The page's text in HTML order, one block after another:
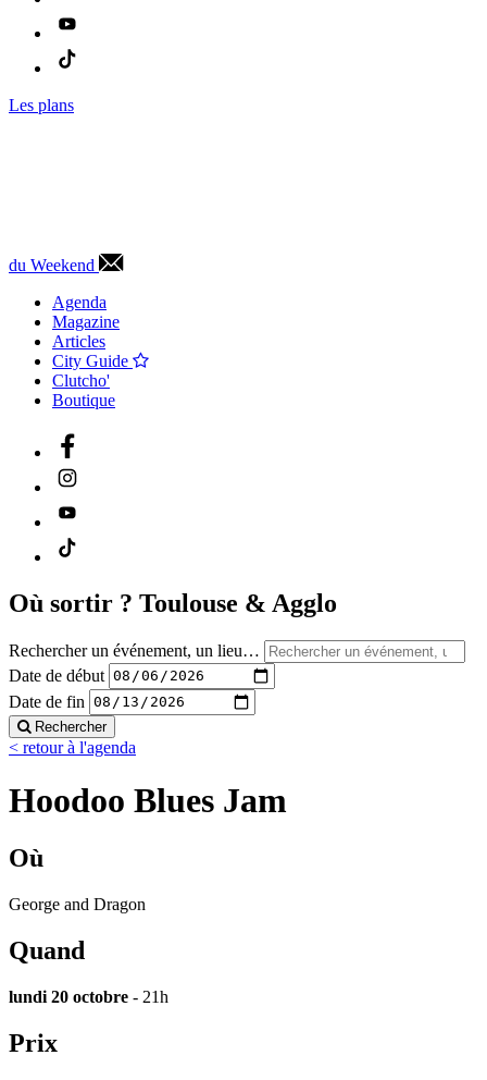
Les plans
du Weekend
Agenda
Magazine
Articles
City Guide
Clutcho'
Boutique
Où sortir ? Toulouse & Agglo
Rechercher un événement, un lieu…
Date de début
Date de fin
Rechercher
< retour à l'agenda
Hoodoo Blues Jam
Où
George and Dragon
Quand
lundi 20 octobre - 21h
Prix